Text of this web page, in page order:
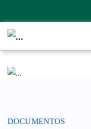
DOCUMENTOS